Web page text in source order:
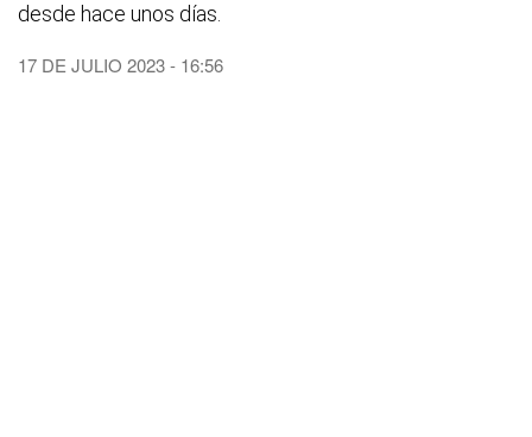
desde hace unos días.
17 DE JULIO 2023 - 16:56